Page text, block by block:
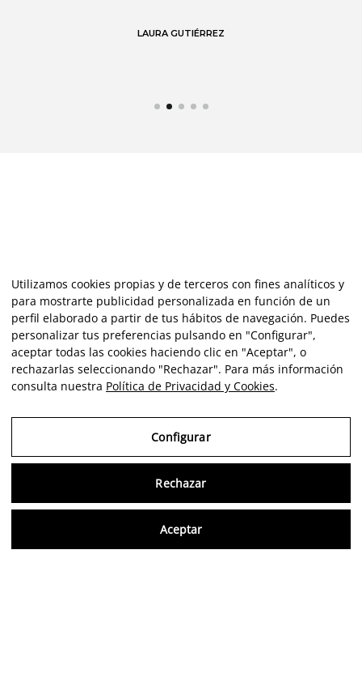
LAURA GUTIÉRREZ
Utilizamos cookies propias y de terceros con fines analíticos y
para mostrarte publicidad personalizada en función de un
perfil elaborado a partir de tus hábitos de navegación. Puedes
personalizar tus preferencias pulsando en "Configurar",
aceptar todas las cookies haciendo clic en "Aceptar", o
rechazarlas seleccionando "Rechazar". Para más información
consulta nuestra Política de Privacidad y Cookies.
Configurar
Rechazar
Aceptar